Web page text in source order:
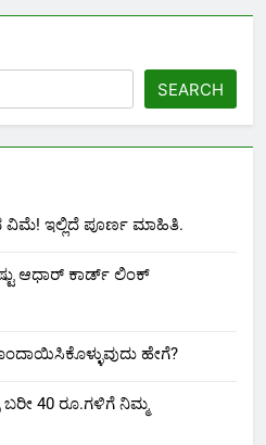
SEARCH
ವಿಮೆ! ಇಲ್ಲಿದೆ ಪೂರ್ಣ ಮಾಹಿತಿ.
ಆಧಾರ್ ಕಾರ್ಡ್ ಲಿಂಕ್
ಹೇಗೆ?
40 ರೂ.ಗಳಿಗೆ ನಿಮ್ಮ